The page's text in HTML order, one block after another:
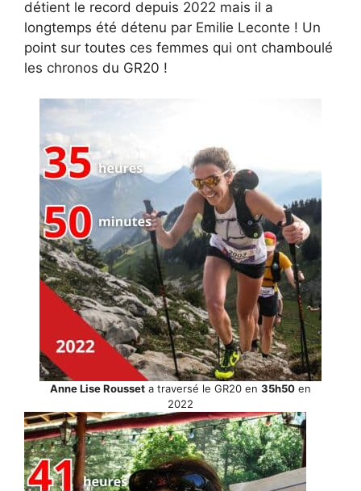
détient le record depuis 2022 mais il a
longtemps été détenu par Emilie Leconte ! Un
point sur toutes ces femmes qui ont chamboulé
les chronos du GR20 !
Anne Lise Rousset a traversé le GR20 en 35h50 en
2022